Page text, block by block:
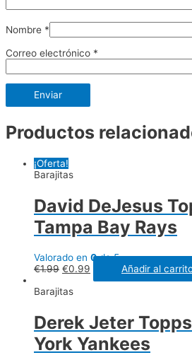
Nombre *
Correo electrónico *
Productos
¡Oferta!
Barajitas
David DeJesus
Tampa Bay Rays
Valorado en 0de 5
€1.99 €0.99
Añadir al
Barajitas
Derek Jeter
York Yankees